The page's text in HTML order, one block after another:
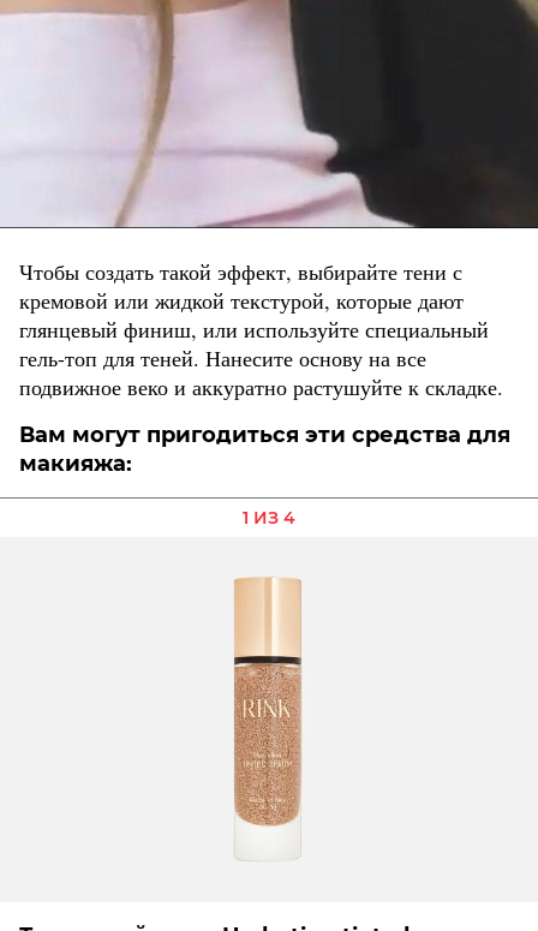
Чтобы создать такой эффект, выбирайте тени с
кремовой или жидкой текстурой, которые дают
глянцевый финиш, или используйте специальный
гель-топ для теней. Нанесите основу на все
подвижное веко и аккуратно растушуйте к складке.
Вам могут пригодиться эти средства для
макияжа:
1 ИЗ 4